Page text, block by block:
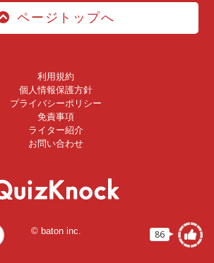
86
ページトップへ
利用規約
個人情報保護方針
プライバシーポリシー
免責事項
ライター紹介
お問い合わせ
© baton inc.